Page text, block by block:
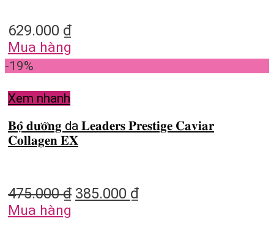
629.000 ₫
Mua hàng
-19%
Xem nhanh
𝐁𝐨̣̂ 𝐝𝐮̛𝐨̛̃𝐧𝐠 da 𝐋𝐞𝐚𝐝𝐞𝐫𝐬 𝐏𝐫𝐞𝐬𝐭𝐢𝐠𝐞 𝐂𝐚𝐯𝐢𝐚𝐫
𝐂𝐨𝐥𝐥𝐚𝐠𝐞𝐧 𝐄𝐗
475.000₫ 385.000 ₫
Mua hàng